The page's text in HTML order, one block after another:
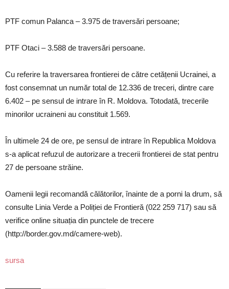
PTF comun Palanca – 3.975 de traversări persoane;
PTF Otaci – 3.588 de traversări persoane.
Cu referire la traversarea frontierei de către cetățenii Ucrainei, a
fost consemnat un număr total de 12.336 de treceri, dintre care
6.402 – pe sensul de intrare în R. Moldova. Totodată, trecerile
minorilor ucraineni au constituit 1.569.
În ultimele 24 de ore, pe sensul de intrare în Republica Moldova
s-a aplicat refuzul de autorizare a trecerii frontierei de stat pentru
27 de persoane străine.
Oamenii legii recomandă călătorilor, înainte de a porni la drum, să
consulte Linia Verde a Poliției de Frontieră (022 259 717) sau să
verifice online situația din punctele de trecere
(http://border.gov.md/camere-web).
sursa